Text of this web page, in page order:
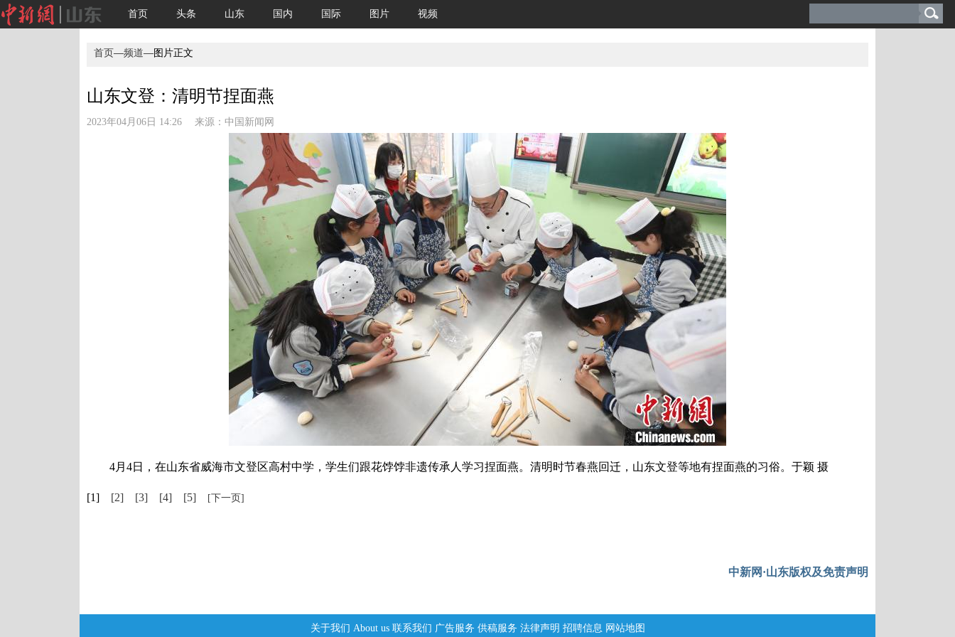
首页 头条 山东 国内 国际 图片 视频
首页—频道—图片正文
山东文登：清明节捏面燕
2023年04月06日 14:26 来源： 中国新闻网
4月4日，在山东省威海市文登区高村中学，学生们跟花饽饽非遗传承人学习捏面燕。清明时节春燕回迁，山东文登等地有捏面燕的习俗。于颖 摄
[1] [2] [3] [4] [5] [下一页]
中新网·山东版权及免责声明
关于我们 About us 联系我们 广告服务 供稿服务 法律声明 招聘信息 网站地图